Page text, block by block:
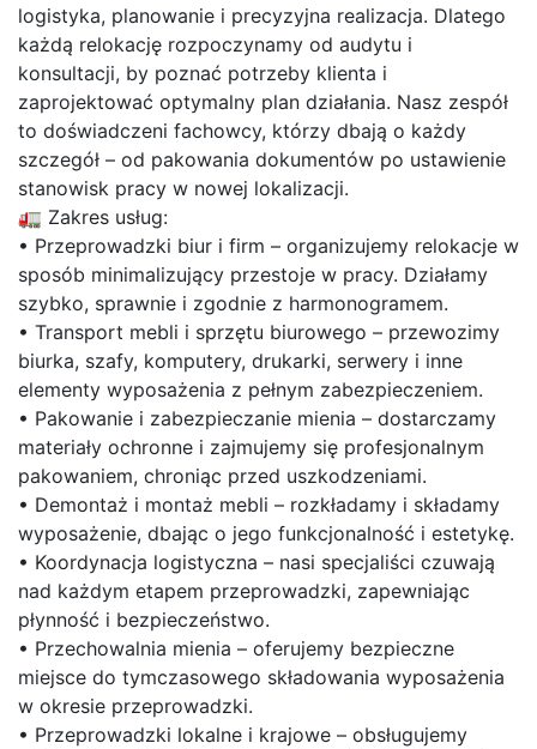
logistyka, planowanie i precyzyjna realizacja. Dlatego
każdą relokację rozpoczynamy od audytu i
konsultacji, by poznać potrzeby klienta i
zaprojektować optymalny plan działania. Nasz zespół
to doświadczeni fachowcy, którzy dbają o każdy
szczegół – od pakowania dokumentów po ustawienie
stanowisk pracy w nowej lokalizacji.
🚛 Zakres usług:
• Przeprowadzki biur i firm – organizujemy relokacje w
sposób minimalizujący przestoje w pracy. Działamy
szybko, sprawnie i zgodnie z harmonogramem.
• Transport mebli i sprzętu biurowego – przewozimy
biurka, szafy, komputery, drukarki, serwery i inne
elementy wyposażenia z pełnym zabezpieczeniem.
• Pakowanie i zabezpieczanie mienia – dostarczamy
materiały ochronne i zajmujemy się profesjonalnym
pakowaniem, chroniąc przed uszkodzeniami.
• Demontaż i montaż mebli – rozkładamy i składamy
wyposażenie, dbając o jego funkcjonalność i estetykę.
• Koordynacja logistyczna – nasi specjaliści czuwają
nad każdym etapem przeprowadzki, zapewniając
płynność i bezpieczeństwo.
• Przechowalnia mienia – oferujemy bezpieczne
miejsce do tymczasowego składowania wyposażenia
w okresie przeprowadzki.
• Przeprowadzki lokalne i krajowe – obsługujemy